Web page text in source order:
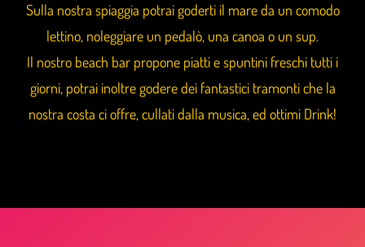
Sulla nostra spiaggia potrai goderti il mare da un comodo
lettino, noleggiare un pedalò, una canoa o un sup.
Il nostro beach bar propone piatti e spuntini freschi tutti i
giorni, potrai inoltre godere dei fantastici tramonti che la
nostra costa ci offre, cullati dalla musica, ed ottimi Drink!